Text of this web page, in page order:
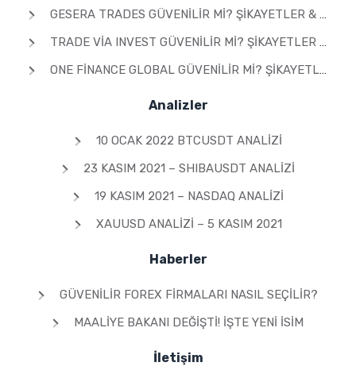
GESERA TRADES GÜVENILIR MI? ŞIKAYETLER & YORUMLAR 2026
TRADE VIA INVEST GÜVENILIR MI? ŞIKAYETLER & YORUMLAR 2026
ONE FINANCE GLOBAL GÜVENILIR MI? ŞIKAYETLER & YORUMLAR 2026
Analizler
10 OCAK 2022 BTCUSDT ANALIZI
23 KASIM 2021 – SHIBAUSDT ANALIZI
19 KASIM 2021 – NASDAQ ANALIZI
XAUUSD ANALIZI – 5 KASIM 2021
Haberler
GÜVENILIR FOREX FIRMALARI NASIL SEÇILIR?
MAALIYE BAKANI DEĞIŞTI! İŞTE YENI İSIM
İletişim